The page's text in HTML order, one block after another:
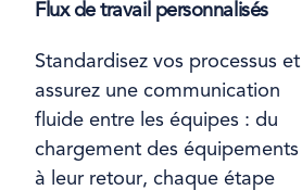
Flux de travail personnalisés
Standardisez vos processus et
assurez une communication
fluide entre les équipes : du
chargement des équipements
à leur retour, chaque étape